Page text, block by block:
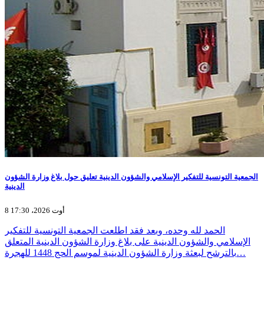
الجمعية التونسية للتفكير الإسلامي والشؤون الدينية تعليق حول بلاغ وزارة الشؤون
الدينية
8 أوت 2026، 17:30
الحمد لله وحده، وبعد فقد اطلعت الجمعية التونسية للتفكير
الإسلامي والشؤون الدينية على بلاغ وزارة الشؤون الدينية المتعلق
بالترشح لبعثة وزارة الشؤون الدينية لموسم الحج 1448 للهجرة…